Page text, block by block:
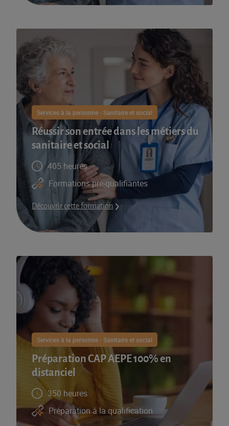
Services à la personne - Sanitaire et social
Réussir son entrée dans les métiers du
sanitaire et social
405 heures
Formations pré-qualifiantes
Découvrir cette formation
Services à la personne - Sanitaire et social
Préparation CAP AEPE 100% en
distanciel
350 heures
Préparation à la qualification​